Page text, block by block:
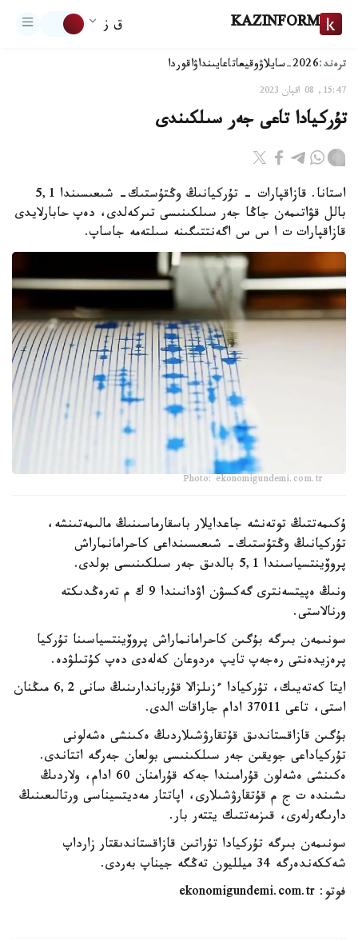
KAZINFORM ق ز
ترەند:2026-سايلاۋ وقيعاتاعايىنداۋاقوردا
15:47, 08 اقپان 2023
تۇركيادا تاعى جەر سىلكىندى
استانا. قازاقپارات - تۇركيانىڭ وڭتۇستىك- شىعىسىندا 5,1
بالل قۋاتىمەن جاڭا جەر سىلكىنىسى تىركەلدى، دەپ حابارلايدى
قازاقپارات ت ا س س اگەنتتىگىنە سىلتەمە جاساپ.
Photo: ekonomigundemi.com.tr
ۇكىمەتتىڭ توتەنشە جاعدايلار باسقارماسىنىڭ مالىمەتىنشە،
تۇركيانىڭ وڭتۇستىك- شىعىسىنداعى كاحرامانماراش
پروۆينتسياسىندا 5,1 بالدىق جەر سىلكىنىسى بولدى.
ونىڭ ەپيتسەنترى گەكسۋن اۋدانىندا 9 ك م تەرەڭدىكتە
ورنالاستى.
سونىمەن بىرگە بۇگىن كاحرامانماراش پروۆينتسياسىنا تۇركيا
پرەزيدەنتى رەجەپ تايپ ەردوعان كەلەدى دەپ كۇتىلۋدە.
ايتا كەتەيىك، تۇركيادا ءزىلزالا قۇرباندارىنىڭ سانى 6,2 مىڭنان
استى، تاعى 37011 ادام جاراقات الدى.
بۇگىن قازاقستاندىق قۇتقارۋشىلاردىڭ ەكىنشى ەشەلونى
تۇركياداعى جويقىن جەر سىلكىنىسى بولعان جەرگە اتتاندى.
ەكىنشى ەشەلون قۇرامىندا جەكە قۇرامنان 60 ادام، ولاردىڭ
ىشىندە ت ج م قۇتقارۋشىلارى، اپاتتار مەديتسيناسى ورتالىعىنىڭ
دارىگەرلەرى، قىزمەتتىك يتتەر بار.
سونىمەن بىرگە تۇركيادا تۇراتىن قازاقستاندىقتار زارداپ
شەككەندەرگە 34 ميلليون تەڭگە جيناپ بەردى.
فوتو: ekonomigundemi.com.tr